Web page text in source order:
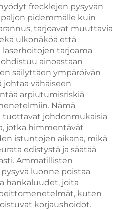
uudistumista ja
ihotuksen
nuorentamista
frecklejen pysyvän
pidemmälle kuin
tarjoavat muuttavia
ulkonäköä että
tarjoama
ainoastaan
säilyttäen ympäröivän
vähäiseen
arpiutumisriskiä
Nämä
johdonmukaisia
jotka himmentävät
istuntojen aikana, mikä
edistystä ja säätää
Ammatillisten
luonne poistaa
hankaluudet, joita
kuten
korjaushoidot.